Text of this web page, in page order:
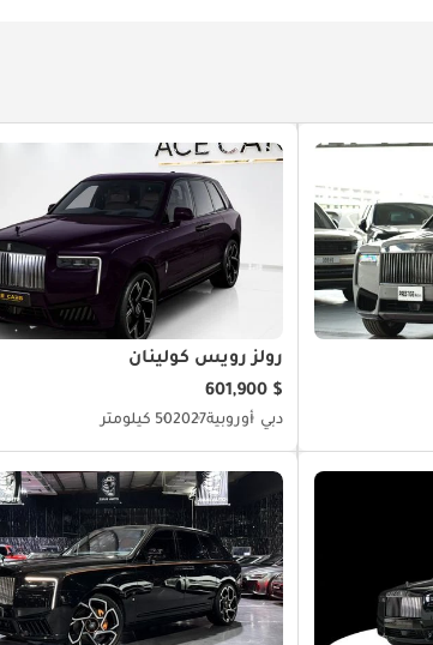
رولز رويس كولينان
$ 601,900
دبي أوروبية202750 كيلومتر